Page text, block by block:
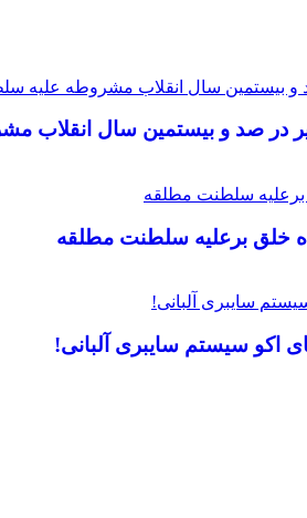
اکو سیستم سایبری آلبانی!